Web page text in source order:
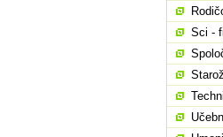
Sci -